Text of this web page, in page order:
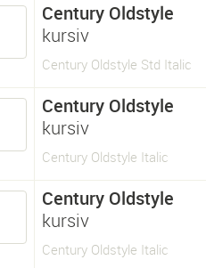
Century Oldstyle
kursiv
Century Oldstyle Std Italic
Century Oldstyle
kursiv
Century Oldstyle Italic
Century Oldstyle
kursiv
Century Oldstyle Italic